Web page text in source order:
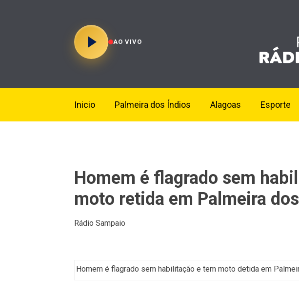
AO VIVO
Inicio Palmeira dos Índios Alagoas Esporte
Homem é flagrado sem
moto retida em Palmeira
Rádio Sampaio
Homem é flagrado sem habilitação e tem moto detida em